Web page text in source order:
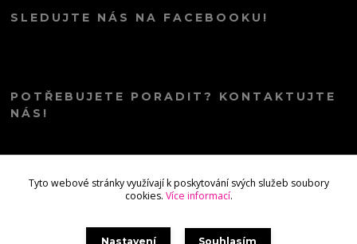
SLEDUJTE NÁS NA FACEBOOKU!
POTŘEBUJETE PORADIT? KONTAKTUJTE
NÁS!
Tyto webové stránky využívají k poskytování svých služeb soubory
cookies. Více informací.
Nastavení Souhlasím